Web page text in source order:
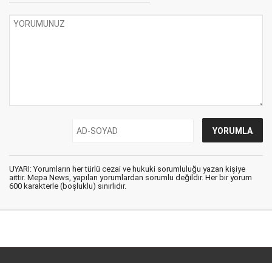
UYARI: Yorumların her türlü cezai ve hukuki sorumluluğu yazan kişiye
aittir. Mepa News, yapılan yorumlardan sorumlu değildir. Her bir yorum
600 karakterle (boşluklu) sınırlıdır.